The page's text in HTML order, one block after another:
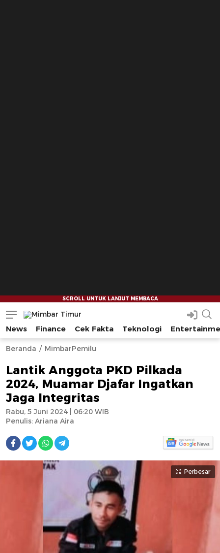
Mimbar Timur
Media Berjaringan Indonesia Timur
News Finance Cek Fakta Teknologi
Beranda MimbarPemilu
Lantik Anggota PKD Pilkada
2024, Muamar Djafar Ingatkan
Jaga Integritas
Penulis: Ariana Aira
Rabu, 5 Juni 2024 | 06:20 WIB
Perbesar
--
--